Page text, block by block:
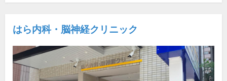
はら内科・脳神経クリニック